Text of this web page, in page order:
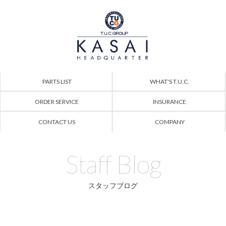
PARTS LIST WHAT'S T.U.C.
ORDER SERVICE INSURANCE
CONTACT US COMPANY
Staff Blog
スタッフブログ